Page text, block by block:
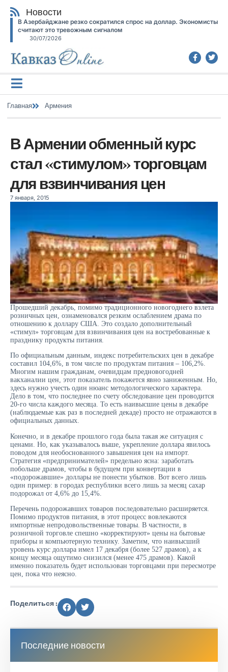
Новости
В Азербайджане резко сократился спрос на доллар. Экономисты
считают это тревожным сигналом
30/07/2026
Главная Армения
В Армении обменный курс
стал «стимулом» торговцам
для взвинчивания цен
7 января, 2015
Прошедший декабрь, помимо традиционного новогоднего взлета
розничных цен, ознаменовался резким ослаблением драма по
отношению к доллару США. Это создало дополнительный
«стимул» торговцам для взвинчивания цен на востребованные к
празднику продукты питания.
По официальным данным, индекс потребительских цен в декабре
составил 104,6%, в том числе по продуктам питания – 106,2%.
Многим нашим гражданам, очевидцам предновогодней
вакханалии цен, этот показатель покажется явно заниженным. Но,
здесь нужно учесть один нюанс методологического характера.
Дело в том, что последнее по счету обследование цен проводится
20-го числа каждого месяца. То есть наивысшие цены в декабре
(наблюдаемые как раз в последней декаде) просто не отражаются в
официальных данных.
Конечно, и в декабре прошлого года была такая же ситуация с
ценами. Но, как указывалось выше, укрепление доллара явилось
поводом для необоснованного завышения цен на импорт.
Стратегия «предпринимателей» предельно ясна: заработать
побольше драмов, чтобы в будущем при конвертации в
«подорожавшие» доллары не понести убытков. Вот всего лишь
один пример: в городах республики всего лишь за месяц сахар
подорожал от 4,6% до 15,4%.
Перечень подорожавших товаров последовательно расширяется.
Помимо продуктов питания, в этот процесс вовлекаются
импортные непродовольственные товары. В частности, в
розничной торговле спешно «корректируют» цены на бытовые
приборы и компьютерную технику. Заметим, что наивысший
уровень курс доллара имел 17 декабря (более 527 драмов), а к
концу месяца ощутимо снизился (менее 475 драмов). Какой
именно показатель будет использован торговцами при пересмотре
цен, пока что неясно.
Поделиться :
Последние новости